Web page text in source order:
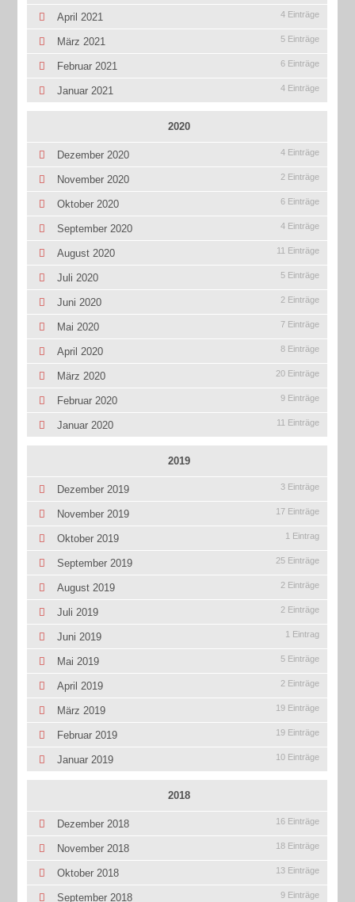
April 2021 4 Einträge
März 2021 5 Einträge
Februar 2021 6 Einträge
Januar 2021 4 Einträge
2020
Dezember 2020 4 Einträge
November 2020 2 Einträge
Oktober 2020 6 Einträge
September 2020 4 Einträge
August 2020 11 Einträge
Juli 2020 5 Einträge
Juni 2020 2 Einträge
Mai 2020 7 Einträge
April 2020 8 Einträge
März 2020 20 Einträge
Februar 2020 9 Einträge
Januar 2020 11 Einträge
2019
Dezember 2019 3 Einträge
November 2019 17 Einträge
Oktober 2019 1 Eintrag
September 2019 25 Einträge
August 2019 2 Einträge
Juli 2019 2 Einträge
Juni 2019 1 Eintrag
Mai 2019 5 Einträge
April 2019 2 Einträge
März 2019 19 Einträge
Februar 2019 19 Einträge
Januar 2019 10 Einträge
2018
Dezember 2018 16 Einträge
November 2018 18 Einträge
Oktober 2018 13 Einträge
September 2018 9 Einträge